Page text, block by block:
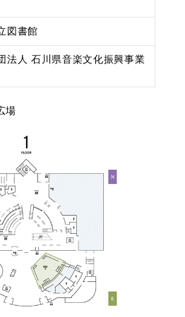
図書館
法人 石川県音楽文化振興事業
場